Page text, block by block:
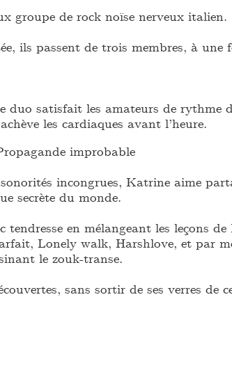
groupe de rock noïse nerveux italien.
ils passent de trois membres, à une
duo satisfait les amateurs de rythme
les cardiaques avant l’heure.
improbable
incongrues, Katrine aime
secrète du monde.
tendresse en mélangeant les leçons
Lonely walk, Harshlove, et par
le zouk-transe.
sans sortir de ses verres de